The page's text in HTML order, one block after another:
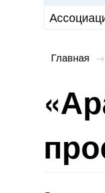
Главная →